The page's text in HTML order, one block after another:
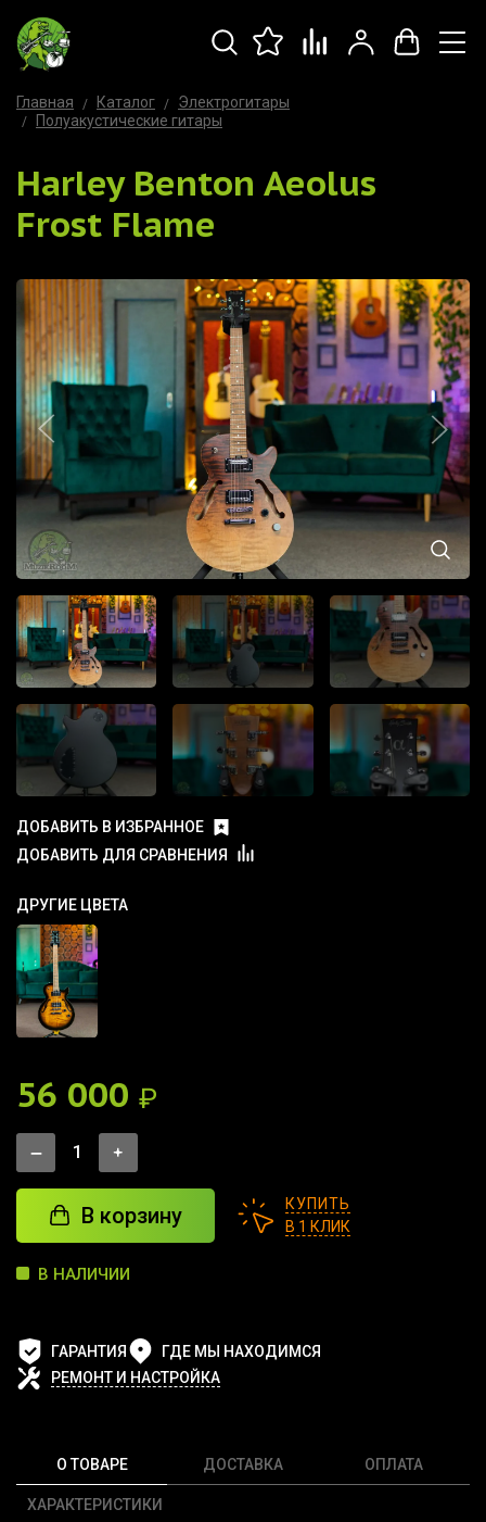
Главная Каталог
Электрогитары
Полуакустические гитары
Harley Benton Aeolus
Frost Flame
ДОБАВИТЬ В ИЗБРАННОЕ
ДОБАВИТЬ ДЛЯ СРАВНЕНИЯ
ДРУГИЕ ЦВЕТА
56 000 ₽
В корзину
КУПИТЬ
В 1 КЛИК
В НАЛИЧИИ
ГАРАНТИЯ
ГДЕ МЫ НАХОДИМСЯ
РЕМОНТ И НАСТРОЙКА
О ТОВАРЕ
ХАРАКТЕРИСТИКИ
ДОСТАВКА ОПЛАТА